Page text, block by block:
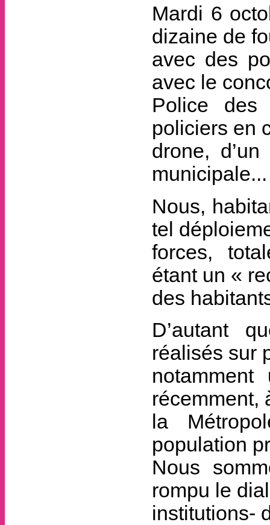
Mardi 6
dizaine de
avec des
avec le
Police des
policiers en
drone,
municipale...
Nous,
tel
forces,
étant un «
des
D’autant
réalisés sur
récemment,
la
population
Nous
rompu le
institutions-